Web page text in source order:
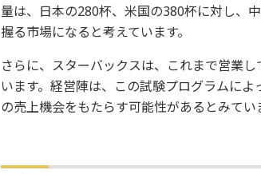
量は、日本の280杯、米国の380杯に対し、
握る市場になると考えています。
さらに、スターバックスは、これまで営業
います。経営陣は、この試験プログラムに
の売上機会をもたらす可能性があるとみてい